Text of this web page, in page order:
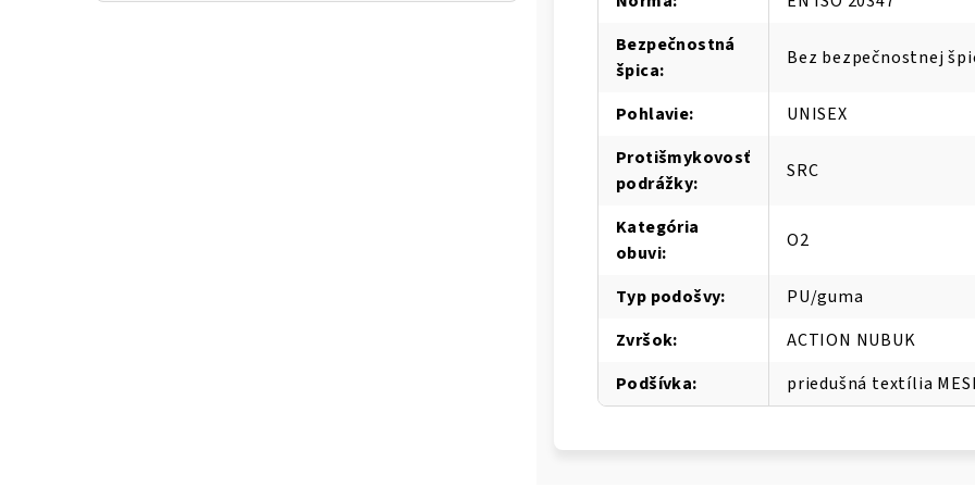
Bezpečnostná
špica:
Bez bezpečnostnej
Pohlavie:
UNISEX
Protišmykovosť
podrážky:
SRC
Kategória
obuvi:
O2
Typ podošvy:
PU/guma
Zvršok:
ACTION NUBUK
Podšívka: priedušná textília